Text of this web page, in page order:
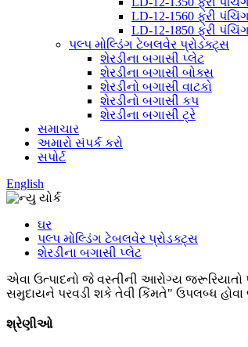
LD-12-1560 ફ્રી
LD-12-1850 ફ્રી
પલ્પ મોલ્ડિંગ ટેબલવેર પ્રોડક્ટ્સ
શેરડીના બગાસી પ્લેટ
શેરડીના બગાસી બોક્સ
શેરડીનો બગાસી વાટકો
શેરડીનો બગાસી કપ
શેરડીના બગાસી ટ્રે
સમાચાર
અમારો સંપર્ક કરો
સપોર્ટ
English
ઘર
પલ્પ મોલ્ડિંગ ટેબલવેર પ્રોડક્ટ્સ
શેરડીના બગાસી પ્લેટ
એવા ઉત્પાદનો જે વસ્તીની આરોગ્ય જરૂરિયાતો
સમુદાયને પરવડી શકે તેવી કિંમતે" ઉપલબ્ધ
શ્રેણીઓ